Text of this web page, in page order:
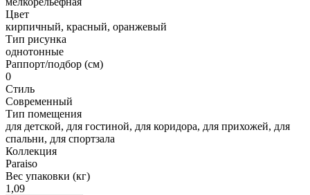
Цвет
кирпичный, красный, оранжевый
Тип рисунка
однотонные
Раппорт/подбор (см)
0
Стиль
Современный
Тип помещения
для детской, для гостиной, для коридора, для прихожей, для
спальни, для спортзала
Коллекция
Paraiso
Вес упаковки (кг)
1,09